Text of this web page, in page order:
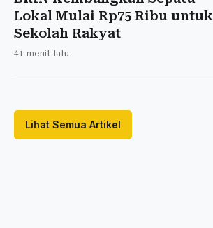
Lokal Mulai Rp75 Ribu untuk
Sekolah Rakyat
41 menit lalu
Lihat Semua Artikel